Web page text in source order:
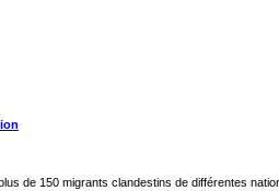
de 150 migrants clandestins de différentes